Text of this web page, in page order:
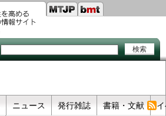
links
ニュース 発行雑誌 書籍・文献